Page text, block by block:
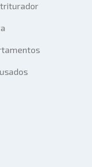
triturador